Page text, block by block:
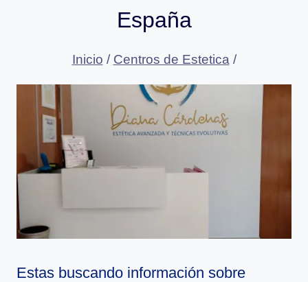
España
Inicio / Centros de Estetica /
Estas buscando información sobre